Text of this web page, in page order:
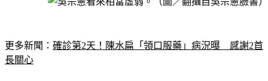
更多新聞： 確診第2天！陳水扁「領口服藥」病況曝　感謝2首
長關心